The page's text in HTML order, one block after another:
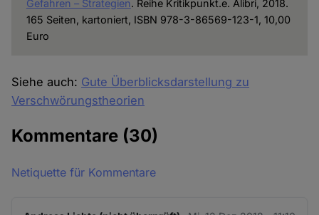
Gefahren – Strategien. Reihe Kritikpunkt.e. Alibri, 2018.
165 Seiten, kartoniert, ISBN 978-3-86569-123-1, 10,00
Euro
Siehe auch: Gute Überblicksdarstellung zu
Verschwörungstheorien
Kommentare (30)
Netiquette für Kommentare